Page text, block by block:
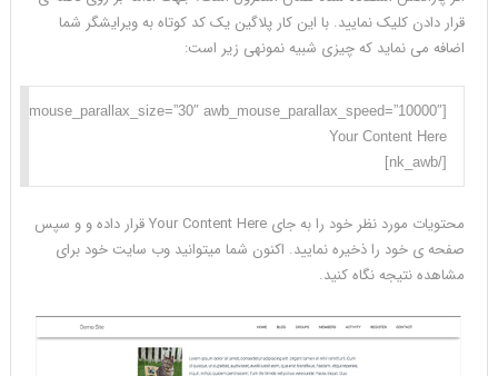
قرار دادن کلیک نمایید. با این کار پلاگین یک کد کوتاه به ویرایشگر شما
اضافه می نماید که چیزی شبیه نمونهی زیر است:
Your Content Here
[/nk_awb]
محتویات مورد نظر خود را به جای Your Content Here قرار داده و و سپس
صفحه ی خود را ذخیره نمایید. اکنون شما میتوانید وب سایت خود برای
مشاهده نتیجه نگاه کنید.